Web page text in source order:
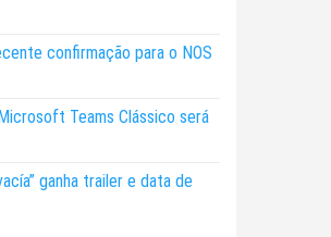
confirmação para o NOS
Teams Clássico será
ganha trailer e data de